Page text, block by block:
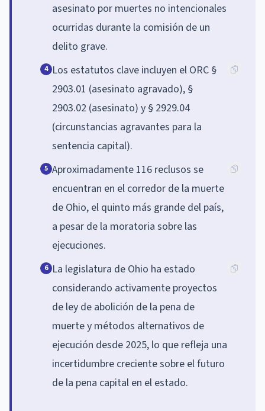
asesinato por muertes no intencionales
ocurridas durante la comisión de un
delito grave.
4 Los estatutos clave incluyen el ORC §
2903.01 (asesinato agravado), §
2903.02 (asesinato) y § 2929.04
(circunstancias agravantes para la
sentencia capital).
5 Aproximadamente 116 reclusos se
encuentran en el corredor de la muerte
de Ohio, el quinto más grande del país,
a pesar de la moratoria sobre las
ejecuciones.
6 La legislatura de Ohio ha estado
considerando activamente proyectos
de ley de abolición de la pena de
muerte y métodos alternativos de
ejecución desde 2025, lo que refleja una
incertidumbre creciente sobre el futuro
de la pena capital en el estado.